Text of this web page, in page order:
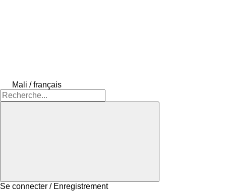
Mali / français
Se connecter / Enregistrement